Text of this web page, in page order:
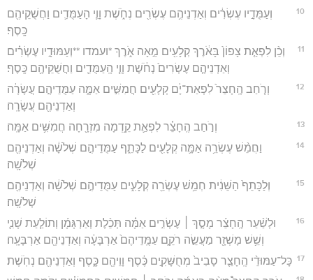
10
וְעַמֻּדָ֣יו עֶשְׂרִ֔ים וְאַדְנֵיהֶ֥ם עֶשְׂרִ֖ים נְחֹ֑שֶׁת וָוֵ֧י הָעַמֻּדִ֛ים וַחֲשֻׁקֵיהֶ֖ם
כָּֽסֶף׃
11
וְכֵ֨ן לִפְאַ֤ת צָפוֹן֙ בָּאֹ֔רֶךְ קְלָעִ֖ים מֵ֣אָה אֹ֑רֶךְ *ועמדו **וְעַמּוּדָ֣יו עֶשְׂרִ֗ים
וְאַדְנֵיהֶ֤ם עֶשְׂרִים֙ נְחֹ֔שֶׁת וָוֵ֧י הָֽעַמֻּדִ֛ים וַחֲשֻׁקֵיהֶ֖ם כָּֽסֶף׃
12
וְרֹ֤חַב הֶֽחָצֵר֙ לִפְאַת־יָ֔ם קְלָעִ֖ים חֲמִשִּׁ֣ים אַמָּ֑ה עַמֻּדֵיהֶ֣ם עֲשָׂרָ֔ה
וְאַדְנֵיהֶ֖ם עֲשָׂרָֽה׃
13 וְרֹ֣חַב הֶֽחָצֵ֗ר לִפְאַ֛ת קֵ֥דְמָה מִזְרָ֖חָה חֲמִשִּׁ֥ים אַמָּֽה׃
14
וַחֲמֵ֨שׁ עֶשְׂרֵ֥ה אַמָּ֛ה קְלָעִ֖ים לַכָּתֵ֑ף עַמֻּדֵיהֶ֣ם שְׁלֹשָׁ֔ה וְאַדְנֵיהֶ֖ם
שְׁלֹשָֽׁה׃
15
וְלַכָּתֵף֙ הַשֵּׁנִ֔ית חְמֵ֥שׁ עֶשְׂרֵ֖ה קְלָעִ֑ים עַמֻּדֵיהֶ֣ם שְׁלֹשָׁ֔ה וְאַדְנֵיהֶ֖ם
שְׁלֹשָֽׁה׃
16
וּלְשַׁ֨עַר הֶֽחָצֵ֜ר מָסָ֣ךְ ׀ עֶשְׂרִ֣ים אַמָּ֗ה תְּכֵ֨לֶת וְאַרְגָּמָ֜ן וְתוֹלַ֧עַת שָׁנִ֛י
וְשֵׁ֥שׁ מָשְׁזָ֖ר מַעֲשֵׂ֣ה רֹקֵ֑ם עַמֻּֽדֵיהֶם֙ אַרְבָּעָ֔ה וְאַדְנֵיהֶ֖ם אַרְבָּעָֽה׃
17 כָּל־עַמּוּדֵ֨י הֶֽחָצֵ֤ר סָבִיב֙ מְחֻשָּׁקִ֣ים כֶּ֔סֶף וָוֵיהֶ֖ם כָּ֑סֶף וְאַדְנֵיהֶ֖ם נְחֹֽשֶׁת׃